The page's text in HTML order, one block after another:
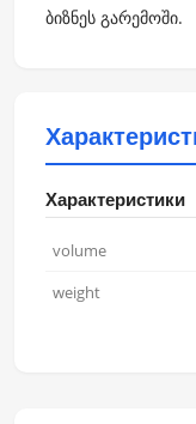
ბიზნეს გარემოში.
Характеристики
volume
weight